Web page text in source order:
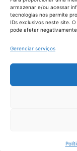
armazenar e/ou acessar
tecnologias nos permite
IDs exclusivos neste site.
pode afetar
Gerenciar serviços
União dos
Setor de
Tribunal de
AUDITAR